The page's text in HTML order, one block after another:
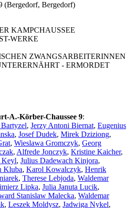
(Bergedorf, Bergedorf)
KAMPCHAUSSEE
WERKE
ZWANGSARBEITERINNEN
- ERMORDET
A.-Körber-Chaussee 9:
, Jerzy Antoni Biernat, Eugenius
, Josef Dudek, Mirek Dziziong,
, Wieslawa Gromczyk, Georg
, Alfrede Jonczyk, Kristine Kaicher,
Keyl, Julius Dadewach Kinjora,
Kluba, Karol Kowalczyk, Henrik
, Therese Lebjoda, Waldemar
Lipka, Julia Januta Lucik,
Stanislaw Malecka, Waldemar
, Leszek Moldysz, Jadwiga Nykel,